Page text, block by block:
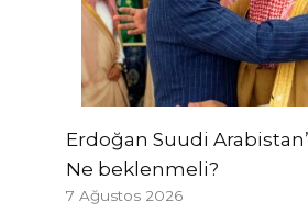
Erdoğan Suudi
Ne beklenmeli?
7 Ağustos 2026